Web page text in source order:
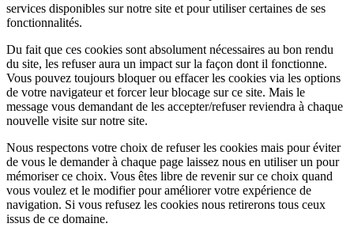
services disponibles sur notre site et pour utiliser certaines de ses
fonctionnalités.
Du fait que ces cookies sont absolument nécessaires au bon rendu
du site, les refuser aura un impact sur la façon dont il fonctionne.
Vous pouvez toujours bloquer ou effacer les cookies via les options
de votre navigateur et forcer leur blocage sur ce site. Mais le
message vous demandant de les accepter/refuser reviendra à chaque
nouvelle visite sur notre site.
Nous respectons votre choix de refuser les cookies mais pour éviter
de vous le demander à chaque page laissez nous en utiliser un pour
mémoriser ce choix. Vous êtes libre de revenir sur ce choix quand
vous voulez et le modifier pour améliorer votre expérience de
navigation. Si vous refusez les cookies nous retirerons tous ceux
issus de ce domaine.